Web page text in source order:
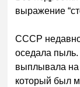
выражение
СССР недавно
оседала
выплывала на
который был